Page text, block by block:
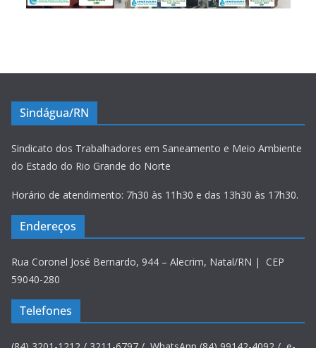
Sindágua/RN
Sindicato dos Trabalhadores em Saneamento e Meio Ambiente
do Estado do Rio Grande do Norte
Horário de atendimento: 7h30 às 11h30 e das 13h30 às 17h30.
Endereços
Rua Coronel José Bernardo, 944 – Alecrim, Natal/RN | CEP
59040-280
Telefones